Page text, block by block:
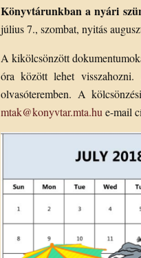
Könyvtárunkban a nyári
július 7., szombat, nyitás
A kikölcsönzött
óra között lehet
olvasóteremben. A
mtak@konyvtar.mta.hu e-mail